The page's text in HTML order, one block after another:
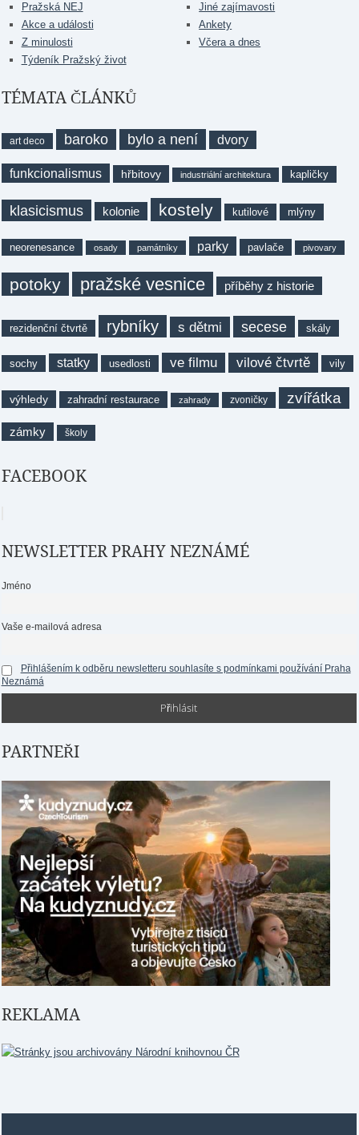
Pražská NEJ
Akce a události
Z minulosti
Týdeník Pražský život
Jiné zajímavosti
Ankety
Včera a dnes
TÉMATA ČLÁNKŮ
art deco baroko bylo a není dvory
funkcionalismus hřbitovy industriální architektura kapličky
klasicismus kolonie kostely kutilové mlýny
neorenesance osady památníky parky pavlače pivovary
potoky pražské vesnice příběhy z historie
rezidenční čtvrtě rybníky s dětmi secese skály
sochy statky usedlosti ve filmu vilové čtvrtě vily
výhledy zahradní restaurace zahrady zvoničky zvířátka
zámky školy
FACEBOOK
NEWSLETTER PRAHY NEZNÁMÉ
Jméno
Vaše e-mailová adresa
Přihlášením k odběru newsletteru souhlasíte s podmínkami používání Praha
Neznámá
PARTNEŘI
REKLAMA